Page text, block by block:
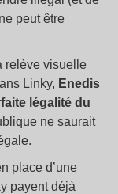
peut être
relève visuelle
Linky, Enedis
légalité du
ne saurait
place d’une
payent déjà